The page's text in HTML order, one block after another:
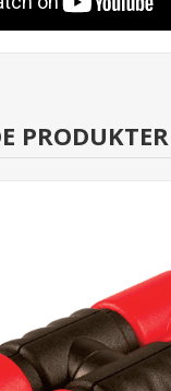
PRODUKTER